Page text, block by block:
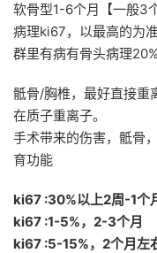
软骨型1-6个月【一般3
病理ki67，以最高的为
群里有病有骨头病理
骶骨/胸椎，最好直接重
在质子重离子。
手术带来的伤害，骶骨
育功能
ki67 :30%以上2周-1个
ki67 :1-5%，2-3个月
ki67 :5-15%，2个月左